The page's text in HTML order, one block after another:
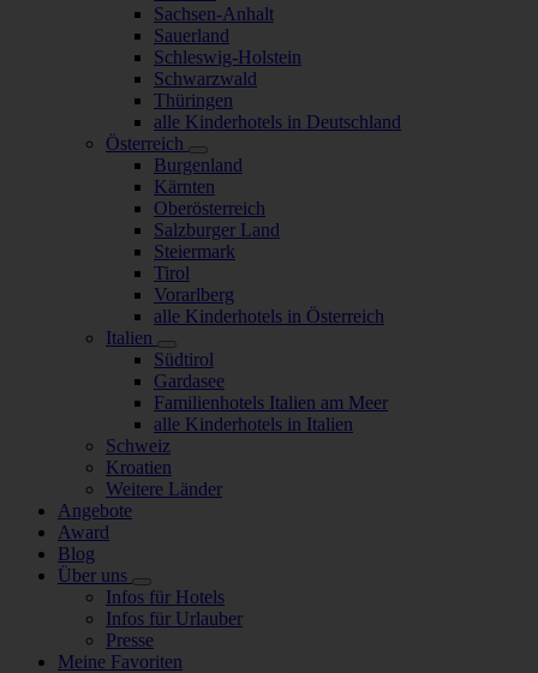
Sachsen-Anhalt
Sauerland
Schleswig-Holstein
Schwarzwald
Thüringen
alle Kinderhotels in Deutschland
Österreich
Burgenland
Kärnten
Oberösterreich
Salzburger Land
Steiermark
Tirol
Vorarlberg
alle Kinderhotels in Österreich
Italien
Südtirol
Gardasee
Familienhotels Italien am Meer
alle Kinderhotels in Italien
Schweiz
Kroatien
Weitere Länder
Angebote
Award
Blog
Über uns
Infos für Hotels
Infos für Urlauber
Presse
Meine Favoriten